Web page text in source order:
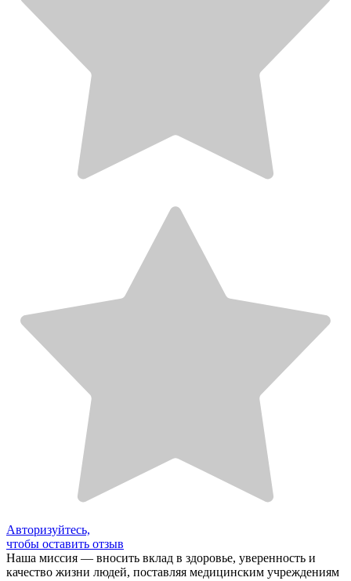
Авторизуйтесь,
чтобы оставить отзыв
Наша миссия — вносить вклад в здоровье, уверенность и
качество жизни людей, поставляя медицинским учреждениям